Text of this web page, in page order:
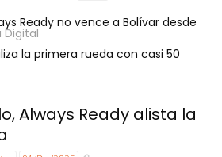
Ready no vence a Bolívar desde
Digital
la primera rueda con casi 50
Always Ready alista la